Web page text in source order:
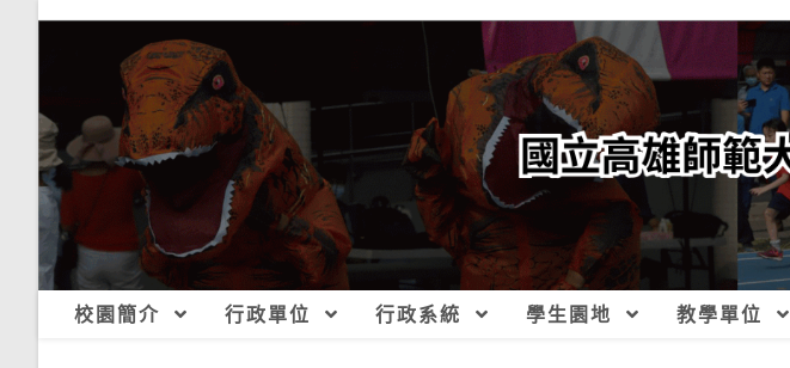
校園簡介 行政單位 行政系統 學生園地 教學單位